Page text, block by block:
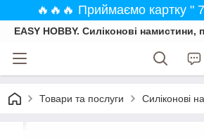
🔥🔥🔥 Приймаємо картку "
EASY HOBBY. Силіконові намистини,
Товари та послуги Силіконові